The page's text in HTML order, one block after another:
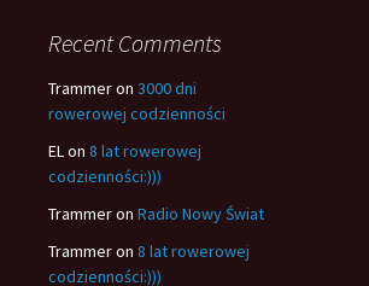
Recent Comments
Trammeron 3000 dni
rowerowej codzienności
ELon 8 lat rowerowej
codzienności:)))
Trammeron Radio Nowy Świat
Trammeron 8 lat rowerowej
codzienności:)))